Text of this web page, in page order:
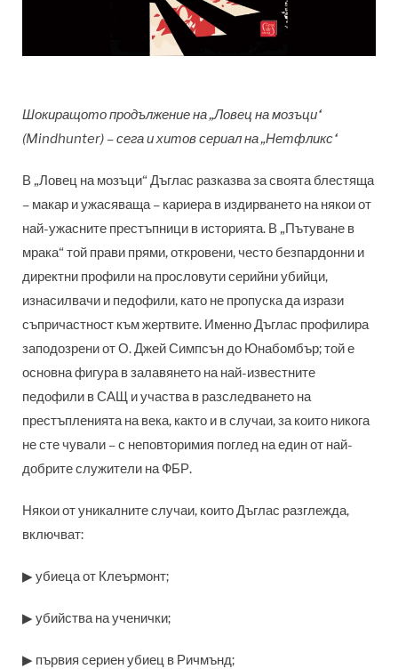
Шокиращото продължение на „Ловец на мозъци“
(Mindhunter) – сега и хитов сериал на „Нетфликс“
В „Ловец на мозъци“ Дъглас разказва за своята блестяща
– макар и ужасяваща – кариера в издирването на някои от
най-ужасните престъпници в историята. В „Пътуване в
мрака“ той прави прями, откровени, често безпардонни и
директни профили на прословути серийни убийци,
изнасилвачи и педофили, като не пропуска да изрази
съпричастност към жертвите. Именно Дъглас профилира
заподозрени от О. Джей Симпсън до Юнабомбър; той е
основна фигура в залавянето на най-известните
педофили в САЩ и участва в разследването на
престъпленията на века, както и в случаи, за които никога
не сте чували – с неповторимия поглед на един от най-
добрите служители на ФБР.
Някои от уникалните случаи, които Дъглас разглежда,
включват:
▶ убиеца от Клеърмонт;
▶ убийства на ученички;
▶ първия сериен убиец в Ричмънд;